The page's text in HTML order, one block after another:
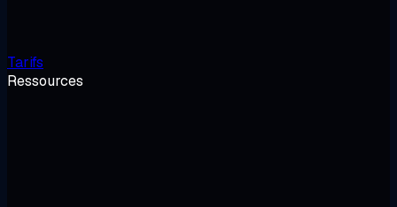
Tarifs
Ressources